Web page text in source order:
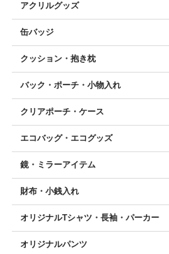
アクリルグッズ
缶バッジ
クッション・抱き枕
バック・ポーチ・小物入れ
クリアポーチ・ケース
エコバッグ・エコグッズ
鏡・ミラーアイテム
財布・小銭入れ
オリジナルTシャツ・長袖・パーカー
オリジナルパンツ